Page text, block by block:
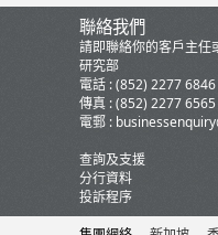
聯絡我們
請即聯絡你的客戶主任
研究部
電話 : (852) 2277 6846
傳真 : (852) 2277 6565
電郵 :
查詢及支援
分行資料
投訴程序